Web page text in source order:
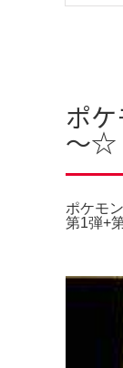
ポ
～☆
ポケモ
第1弾+